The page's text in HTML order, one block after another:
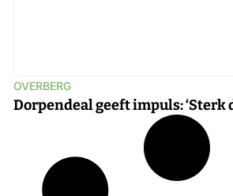
OVERBERG
Dorpendeal geeft impuls: ‘Sterk